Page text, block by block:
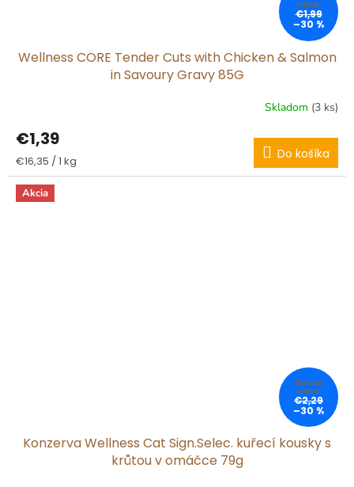
€1,99
–30 %
Wellness CORE Tender Cuts with Chicken & Salmon
in Savoury Gravy 85G
Skladom (3 ks)
€1,39
Jednotková
cena:
€16,35 / 1 kg Do košíka
Akcia
€2,29
–30 %
Konzerva Wellness Cat Sign.Selec. kuřecí kousky s
krůtou v omáčce 79g